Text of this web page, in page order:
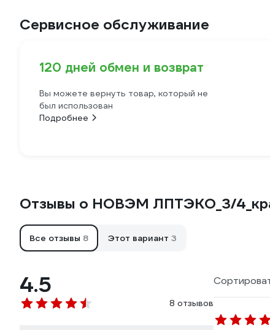
Сервисное обслуживание
120 дней обмен и возврат
Вы можете вернуть товар, который не
был использован
Подробнее
Отзывы о НОВЭМ ЛПТЭКО_3/
Все отзывы 8 Этот вариант 3
4.5
8 отзывов